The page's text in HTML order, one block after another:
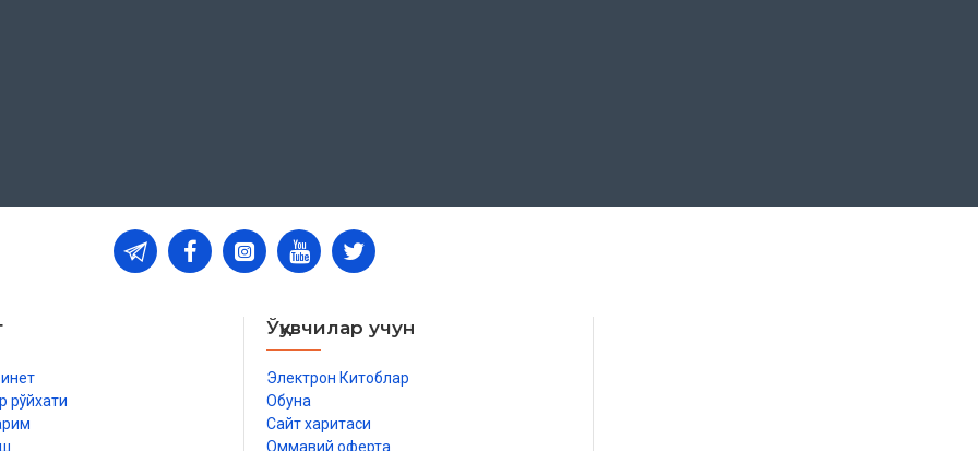
ҳам ажр олиши
соч», «қора», «новча»,
рўйхати
Ўқувчилар учун
Электрон Китоблар
Обуна
Сайт харитаси
Оммавий оферта